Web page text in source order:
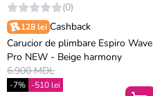
(0)
128 lei Cashback
Carucior de plimbare Espiro Wave
Pro NEW - Beige harmony
6.900 MDL
-7% -510 lei